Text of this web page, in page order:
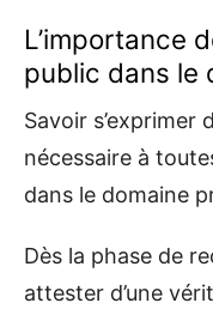
L’importance
public dans le
Savoir s’exprimer
nécessaire à
dans le domaine
Dès la phase de
attester d’une